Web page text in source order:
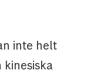
inte helt